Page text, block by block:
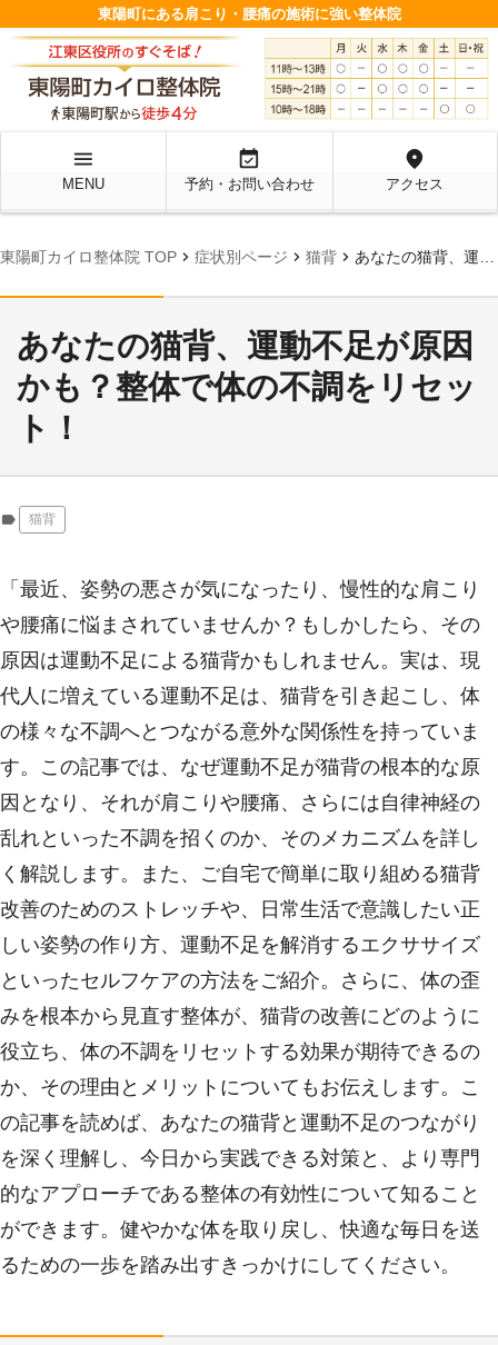
東陽町にある肩こり・腰痛の施術に強い整体院
menu
MENU
event_available
予約・お問い合わせ
location_on
アクセス
東陽町カイロ整体院 TOP chevron_right 症状別ページ chevron_right 猫背 chevron_right あなたの猫背、運動不足が原因かも？整体で体の不調をリセット！
あなたの猫背、運動不足が原因
かも？整体で体の不調をリセッ
ト！
label 猫背
「最近、姿勢の悪さが気になったり、慢性的な肩こり
や腰痛に悩まされていませんか？もしかしたら、その
原因は運動不足による猫背かもしれません。実は、現
代人に増えている運動不足は、猫背を引き起こし、体
の様々な不調へとつながる意外な関係性を持っていま
す。この記事では、なぜ運動不足が猫背の根本的な原
因となり、それが肩こりや腰痛、さらには自律神経の
乱れといった不調を招くのか、そのメカニズムを詳し
く解説します。また、ご自宅で簡単に取り組める猫背
改善のためのストレッチや、日常生活で意識したい正
しい姿勢の作り方、運動不足を解消するエクササイズ
といったセルフケアの方法をご紹介。さらに、体の歪
みを根本から見直す整体が、猫背の改善にどのように
役立ち、体の不調をリセットする効果が期待できるの
か、その理由とメリットについてもお伝えします。こ
の記事を読めば、あなたの猫背と運動不足のつながり
を深く理解し、今日から実践できる対策と、より専門
的なアプローチである整体の有効性について知ること
ができます。健やかな体を取り戻し、快適な毎日を送
るための一歩を踏み出すきっかけにしてください。